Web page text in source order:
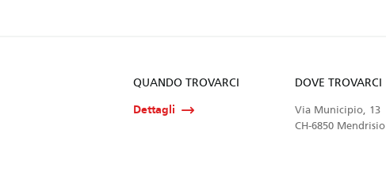
QUANDO TROVARCI
Dettagli
DOVE TROVARCI
Via Municipio, 13
CH-6850 Mendrisio